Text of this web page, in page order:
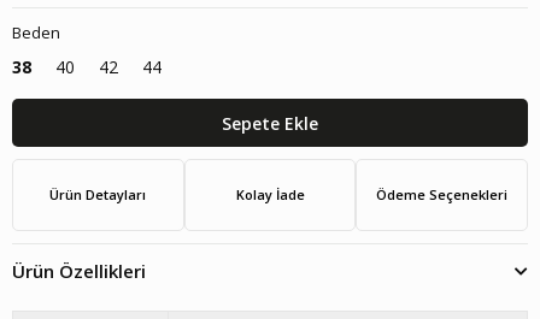
Beden
38 40 42 44
Ürün Detayları Kolay İade Ödeme Seçenekleri
Ürün Özellikleri